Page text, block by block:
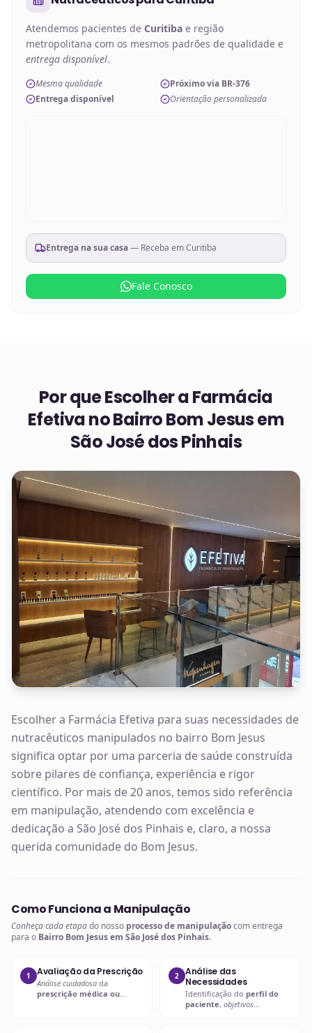
Atendemos pacientes de Curitiba e região
metropolitana com os mesmos padrões de qualidade e
entrega disponível.
Mesma qualidade
Próximo via BR-376
Entrega disponível
Orientação personalizada
Entrega na sua casa— Receba emCuritiba
Fale Conosco
Por que Escolher a Farmácia
Efetiva noBairro Bom Jesus em
São José dos Pinhais
Escolher a Farmácia Efetiva para suas necessidades de
nutracêuticos manipulados no bairro Bom Jesus
significa optar por uma parceria de saúde construída
sobre pilares de confiança, experiência e rigor
científico. Por mais de 20 anos, temos sido referência
em manipulação, atendendo com excelência e
dedicação a São José dos Pinhais e, claro, a nossa
querida comunidade do Bom Jesus.
Como Funciona a Manipulação
Conheça cada etapado nosso processo de manipulaçãocom entrega
para o Bairro Bom Jesus em São José dos Pinhais.
1 Avaliação da Prescrição
Análise cuidadosa da
prescrição médica ou
2
Análise das
Necessidades
Identificação do perfil do
paciente, objetivos